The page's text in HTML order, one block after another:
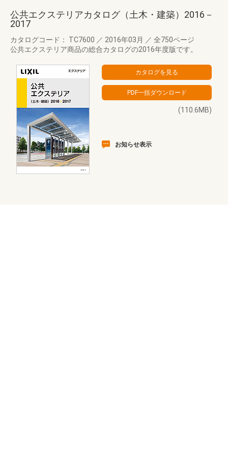
公共エクステリアカタログ（土木・建築）2016－
2017
カタログコード： TC7600 ／ 2016年03月 ／ 全750ページ
公共エクステリア商品の総合カタログの2016年度版です。
(110.6MB)
お知らせ表示